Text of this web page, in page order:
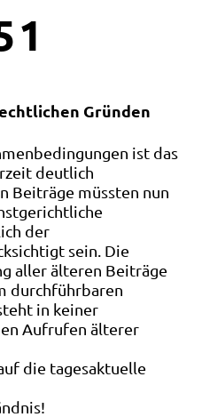
1
Gründen
ist das
deutlich
Beiträge müssten nun
der
sein. Die
aller älteren Beiträge
durchführbaren
in keiner
Aufrufen älterer
die tagesaktuelle